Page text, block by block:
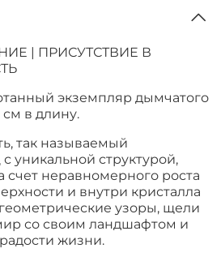
| ПРИСУТСТВИЕ В
экземпляр дымчатого
см в длину.
так называемый
уникальной структурой,
счет неравномерного роста
и внутри кристалла
узоры, щели
со своим ландшафтом и
жизни.